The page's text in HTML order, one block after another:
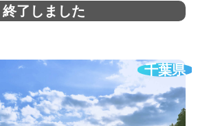
終了しました
千葉県